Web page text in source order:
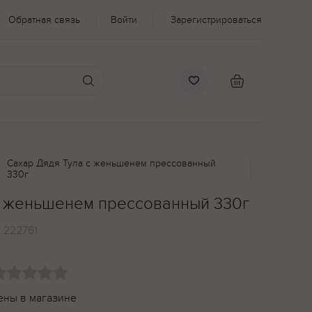
Обратная связь Войти Зарегистрироваться
Сахар Дядя Тула с женьшенем прессованный
330г
прессованный 330г
222761
в магазине